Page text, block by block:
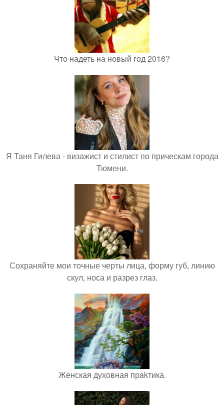
Что надеть на новый год 2016?
Я Таня Гилева - визажист и стилист по прическам города
Тюмени.
Сохраняйте мои точные черты лица, форму губ, линию
скул, носа и разрез глаз.
Женская духовная прakтика.